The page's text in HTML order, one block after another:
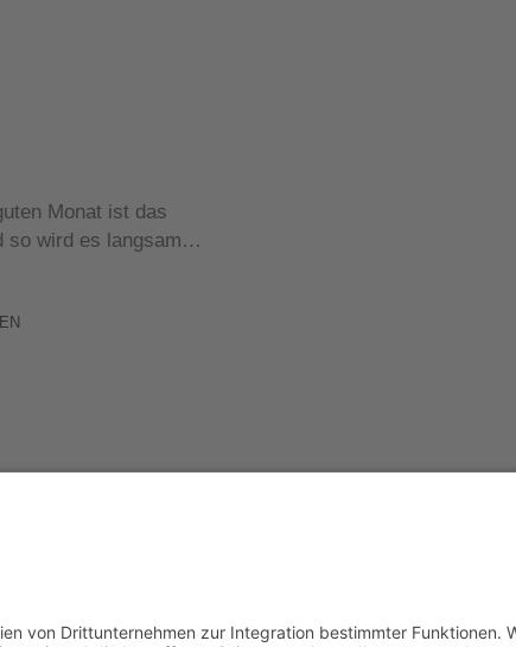
Monat ist das
so wird es langsam…